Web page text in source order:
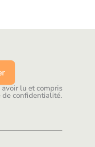
lu et compris
confidentialité.